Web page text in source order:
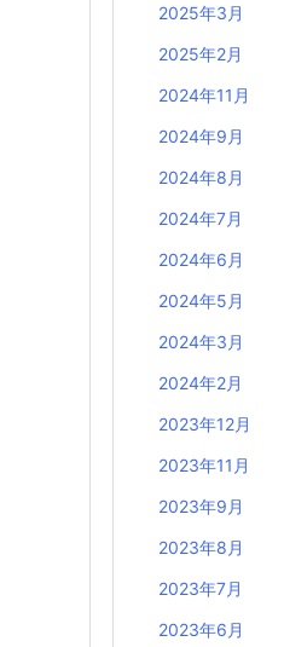
2025年3月
2025年2月
2024年11月
2024年9月
2024年8月
2024年7月
2024年6月
2024年5月
2024年3月
2024年2月
2023年12月
2023年11月
2023年9月
2023年8月
2023年7月
2023年6月